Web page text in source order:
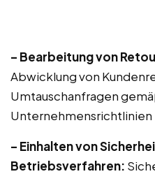
– Bearbeitung von
Abwicklung von
Umtauschanfragen
Unternehmensrichtlinien
– Einhalten von
Betriebsverfahren: